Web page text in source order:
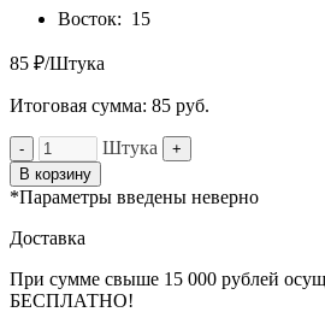
Восток: 15
85 ₽/Штука
Итоговая сумма: 85 руб.
- Штука
+
В корзину
*Параметры введены неверно
Доставка
При сумме свыше 15 000 рублей
БЕСПЛАТНО!